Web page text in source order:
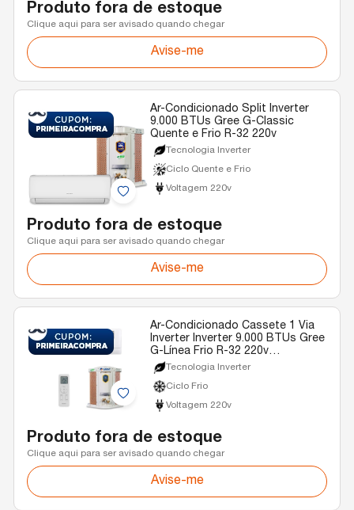
Produto fora de estoque
Clique aqui para ser avisado quando chegar
Avise-me
Ar-Condicionado Split Inverter
9.000 BTUs Gree G-Classic
Quente e Frio R-32 220v
Tecnologia Inverter
Ciclo Quente e Frio
Voltagem 220v
Produto fora de estoque
Clique aqui para ser avisado quando chegar
Avise-me
Ar-Condicionado Cassete 1 Via
Inverter Inverter 9.000 BTUs Gree
G-Línea Frio R-32 220v
Monofásico
Tecnologia Inverter
Ciclo Frio
Voltagem 220v
Produto fora de estoque
Clique aqui para ser avisado quando chegar
Avise-me